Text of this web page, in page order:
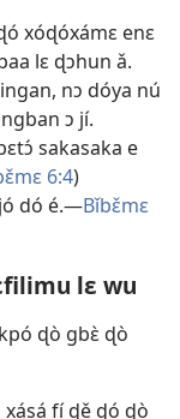
xóɖóxámɛ enɛ
lɛ ɖɔhun ǎ.
nɔ dóya nú
ɔ jí.
sakasaka e
6:4)
dó é.—Bǐbɛ̌mɛ
lɛ wu
ɖò gbɛ̀ ɖò
xásá fí ɖě ɖó ɖò